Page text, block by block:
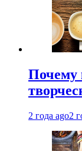
Почему
2 года ago2